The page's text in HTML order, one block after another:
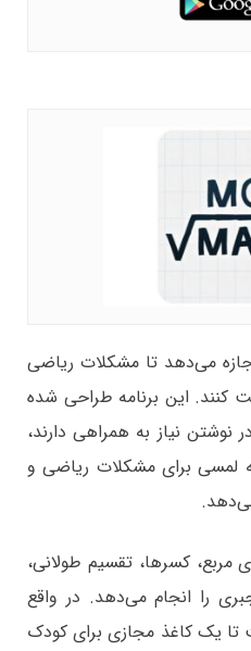
اجازه می‌دهد تا مشکلات ریاضی
کنند. این برنامه طراحی شده
نیاز به همراهی دارند،
لمسی برای مشکلات ریاضی و
مربع، کسرها، تقسیم طولانی،
را انجام می‌دهد. در واقع
تا یک کاغذ مجازی برای کودک